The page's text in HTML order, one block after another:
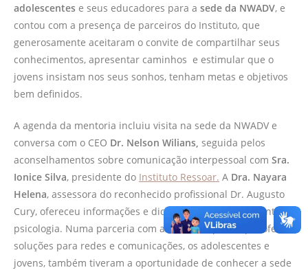
adolescentes e seus educadores para a sede da NWADV, e
contou com a presença de parceiros do Instituto, que
generosamente aceitaram o convite de compartilhar seus
conhecimentos, apresentar caminhos e estimular que o
jovens insistam nos seus sonhos, tenham metas e objetivos
bem definidos.
A agenda da mentoria incluiu visita na sede da NWADV e
conversa com o CEO Dr. Nelson Wilians, seguida pelos
aconselhamentos sobre comunicação interpessoal com Sra.
Ionice Silva, presidente do Instituto Ressoar. A Dra. Nayara
Helena, assessora do reconhecido profissional Dr. Augusto
Cury, ofereceu informações e dicas sobre comportamentos e
psicologia. Numa parceria com a Cisco,empresa que oferece
soluções para redes e comunicações, os adolescentes e
jovens, também tiveram a oportunidade de conhecer a sede